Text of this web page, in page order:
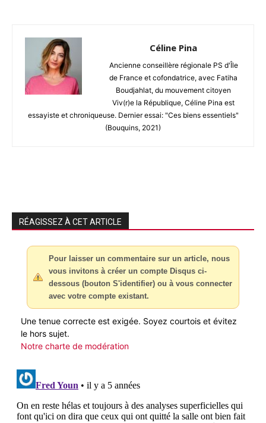
Céline Pina
Ancienne conseillère régionale PS d'Île
de France et cofondatrice, avec Fatiha
Boudjahlat, du mouvement citoyen
Viv(r)e la République, Céline Pina est
essayiste et chroniqueuse. Dernier essai: "Ces biens essentiels"
(Bouquins, 2021)
RÉAGISSEZ À CET ARTICLE
Pour laisser un commentaire sur un article, nous
vous invitons à créer un compte Disqus ci-
dessous (bouton S'identifier) ou à vous connecter
avec votre compte existant.
Une tenue correcte est exigée. Soyez courtois et évitez
le hors sujet.
Notre charte de modération